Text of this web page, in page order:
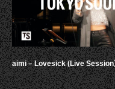
aimi – Lovesick (Live Session